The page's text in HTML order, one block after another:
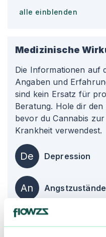
alle einblenden
Medizinische
Die Informationen auf
Angaben und
sind kein Ersatz für
Beratung. Hole dir den
bevor du Cannabis
Krankheit verwendest.
De Depression
An Angstzustände